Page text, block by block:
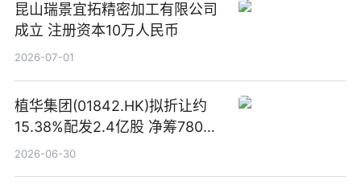
昆山瑞景宜拓精密加工有限公司
成立 注册资本10万人民币
2026-07-01
植华集团(01842.HK)拟折让约
15.38%配发2.4亿股 净筹780万
港元
2026-06-30